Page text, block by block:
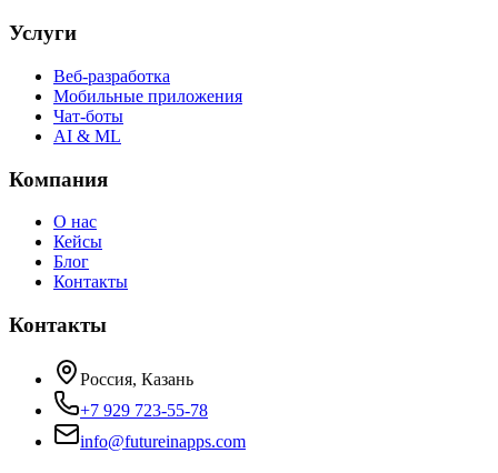
Услуги
Веб-разработка
Мобильные приложения
Чат-боты
AI & ML
Компания
О нас
Кейсы
Блог
Контакты
Контакты
Россия, Казань
+7 929 723-55-78
info@futureinapps.com